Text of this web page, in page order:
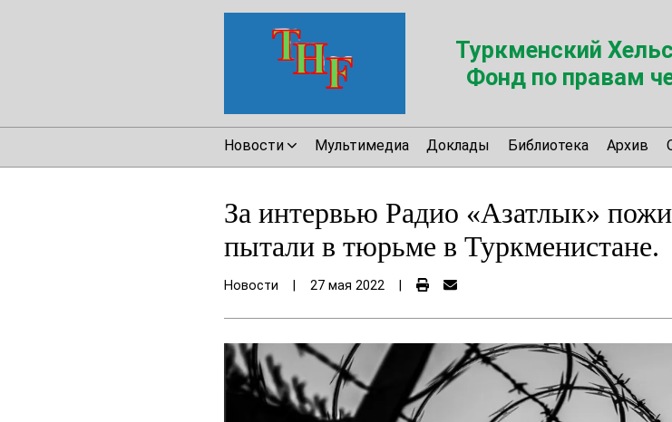
Туркменский
Фонд по правам
Новости Мультимедиа Доклады Библиотека Архив
За интервью Радио «Азатлык»
пытали в тюрьме в Туркменистане.
Новости 27 мая 2022